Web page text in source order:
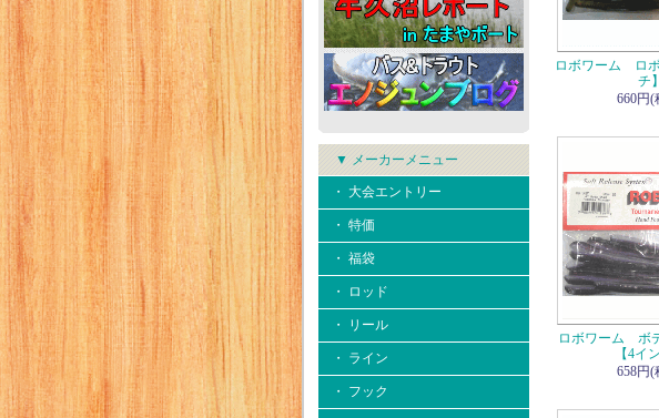
▼ メーカーメニュー
・ 大会エントリー
・ 特価
・ 福袋
・ ロッド
・ リール
・ ライン
・ フック
ロボワーム ロ
チ】
660円(
ロボワーム ボ
【4イ
658円(